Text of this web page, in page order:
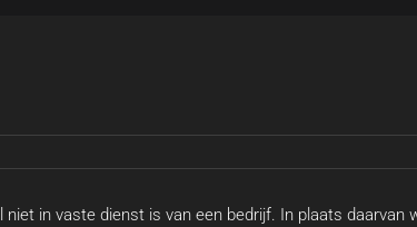
in vaste dienst is van een bedrijf. In plaats daarvan